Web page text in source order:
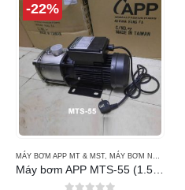
-22%
MÁY BƠM APP MT & MST, MÁY BƠM NƯỚC